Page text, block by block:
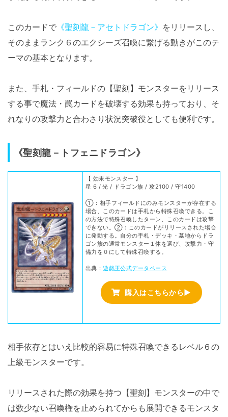
このカードで 《聖刻龍－アセトドラゴン》 をリリースし、
そのままランク６のエクシーズ召喚に繋げる動きがこのテ
ーマの基本となります。
また、手札・フィールドの【聖刻】モンスターをリリース
する事で魔法・罠カードを破壊する効果も持っており、そ
れなりの攻撃力と合わさり状況突破役としても便利です。
《聖刻龍－トフェニドラゴン》
【 効果モンスター 】
星 6 / 光 / ドラゴン族 / 攻2100 / 守1400
①：相手フィールドにのみモンスターが存在する
場合、このカードは手札から特殊召喚できる。こ
の方法で特殊召喚したターン、このカードは攻撃
できない。②：このカードがリリースされた場合
に発動する。自分の手札・デッキ・墓地からドラ
ゴン族の通常モンスター１体を選び、攻撃力・守
備力を０にして特殊召喚する。
出典：遊戯王公式データベース
購入はこちらから▶
相手依存とはいえ比較的容易に特殊召喚できるレベル６の
上級モンスターです。
リリースされた際の効果を持つ【聖刻】モンスターの中で
は数少ない召喚権を止められてからも展開できるモンスタ